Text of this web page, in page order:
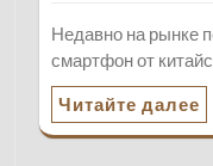
Недавно на рынке
смартфон от
Читайте далее